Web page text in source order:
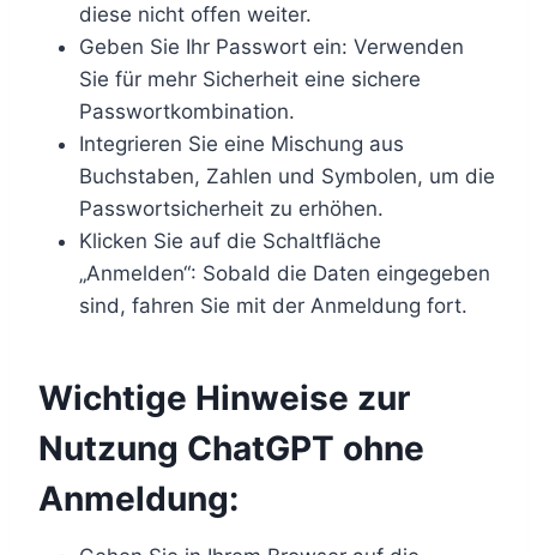
diese nicht offen weiter.
Geben Sie Ihr Passwort ein: Verwenden
Sie für mehr Sicherheit eine sichere
Passwortkombination.
Integrieren Sie eine Mischung aus
Buchstaben, Zahlen und Symbolen, um die
Passwortsicherheit zu erhöhen.
Klicken Sie auf die Schaltfläche
„Anmelden“: Sobald die Daten eingegeben
sind, fahren Sie mit der Anmeldung fort.
Wichtige Hinweise zur
Nutzung ChatGPT ohne
Anmeldung: